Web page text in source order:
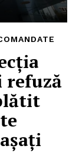
refuză